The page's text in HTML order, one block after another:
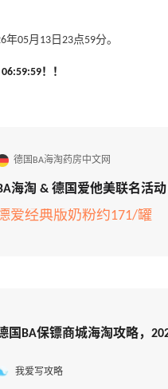
05月13日23点59分。
！！
德国BA海淘药房中文网
海淘 & 德国爱他美联名活
爱经典版奶粉约171/罐
国BA保镖商城海淘攻略，
我爱写攻略